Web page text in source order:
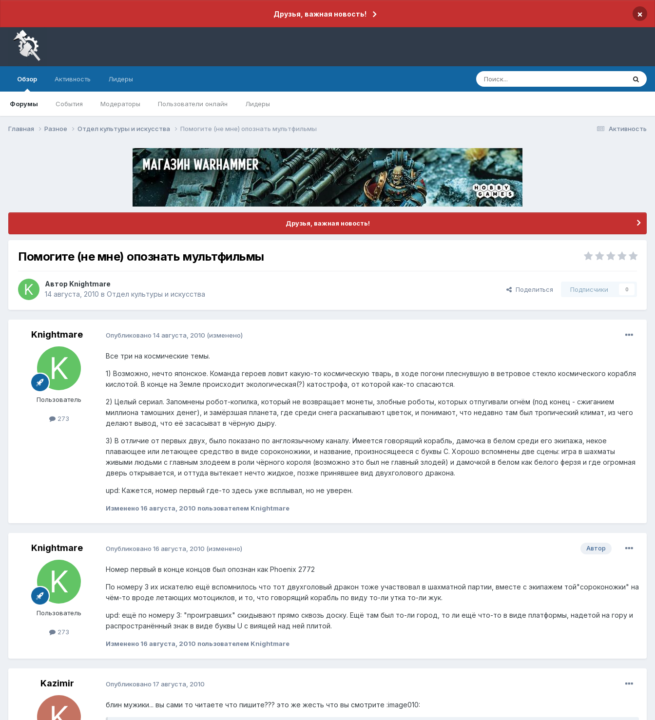
Друзья, важная новость! ×
Обзор
Форумы События Модераторы Пользователи онлайн Лидеры
Активность Лидеры
Активность
Главная Разное Отдел культуры и искусства Помогите (не мне) опознать мультфильмы
Друзья, важная новость!
Помогите (не мне) опознать мультфильмы
Автор Knightmare
14 августа, 2010 в Отдел культуры и искусства
Поделиться Подписчики 0
Knightmare
Пользователь
273
Опубликовано 14 августа, 2010 (изменено)
Все три на космические темы.
1) Возможно, нечто японское. Команда героев ловит какую-то космическую тварь, в ходе погони плеснувшую в ветровое стекло космического корабля
кислотой. В конце на Земле происходит экологическая(?) катострофа, от которой как-то спасаются.
2) Целый сериал. Запомнены робот-копилка, который не возвращает монеты, злобные роботы, которых отпугивали огнём (под конец - сжиганием
миллиона тамошних денег), и замёрзшая планета, где среди снега раскапывают цветок, и понимают, что недавно там был тропический климат, из чего
делают вывод, что её засасыват в чёрную дыру.
3) В отличие от первых двух, было показано по англоязычному каналу. Имеется говорящий корабль, дамочка в белом среди его экипажа, некое
плавающее или летающее средство в виде сороконожики, и название, произносящееся с буквы С. Хорошо вспомнены две сцены: игра в шахматы
живыми людьми с главным злодеем в роли чёрного короля (возможно это был не главный злодей) и дамочкой в белом как белого ферзя и где огромная
дверь открывается, и оттуда вытекает нечто жидкое, позже принявшее вид двухголового дракона.
upd: Кажется, номер первый где-то здесь уже всплывал, но не уверен.
Изменено 16 августа, 2010 пользователем Knightmare
Knightmare
Пользователь
273
Автор
Опубликовано 16 августа, 2010 (изменено)
Номер первый в конце концов был опознан как Phoenix 2772
По номеру 3 их искателю ещё вспомнилось что тот двухголовый дракон тоже участвовал в шахматной партии, вместе с экипажем той"сороконожки" на
чём-то вроде летающих мотоциклов, и то, что говорящий корабль по виду то-ли утка то-ли жук.
upd: ещё по номеру 3: "проигравших" скидывают прямо сквозь доску. Ещё там был то-ли город, то ли ещё что-то в виде платформы, надетой на гору и
распространённый знак в виде буквы U с виящей над ней плитой.
Изменено 16 августа, 2010 пользователем Knightmare
Kazimir Опубликовано 17 августа, 2010
блин мужики... вы сами то читаете что пишите??? это же жесть что вы смотрите :image010: